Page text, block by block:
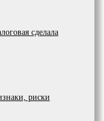
сделала
риски